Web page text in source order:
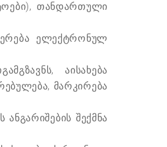
თანდართული
ელექტრონულ
აისახება
მარკირება
შექმნა